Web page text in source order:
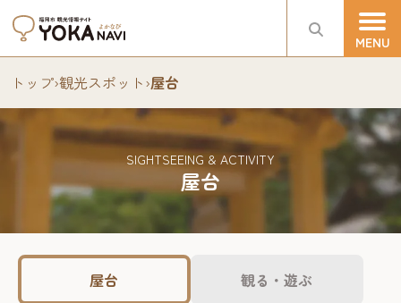
トップ›観光スポット›屋台
屋台
SIGHTSEEING & ACTIVITY
屋台 観る・遊ぶ